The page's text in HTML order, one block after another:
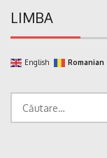
LIMBA
English Romanian